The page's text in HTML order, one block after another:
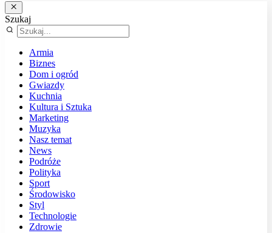
Szukaj
Armia
Biznes
Dom i ogród
Gwiazdy
Kuchnia
Kultura i Sztuka
Marketing
Muzyka
Nasz temat
News
Podróże
Polityka
Sport
Środowisko
Styl
Technologie
Zdrowie